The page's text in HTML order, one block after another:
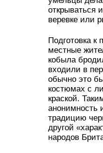
открываться
веревке или
Подготовка
местные
кобыла
входили в
обычно это
костюмах с
краской.
анонимность
традицию
другой
народов